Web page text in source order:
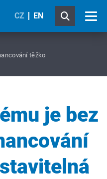
CZ EN
těžko
je bez